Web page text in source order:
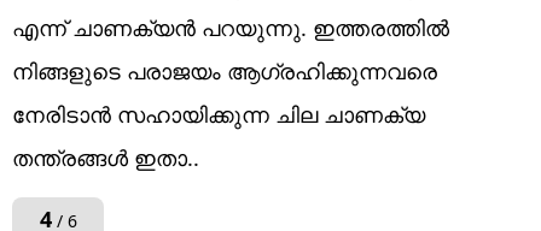
എന്ന് ചാണക്യൻ പറയുന്നു. ഇത്തരത്തിൽ
നിങ്ങളുടെ പരാജയം ആഗ്രഹിക്കുന്നവരെ
നേരിടാൻ സഹായിക്കുന്ന ചില ചാണക്യ
തന്ത്രങ്ങൾ ഇതാ..
4/ 6